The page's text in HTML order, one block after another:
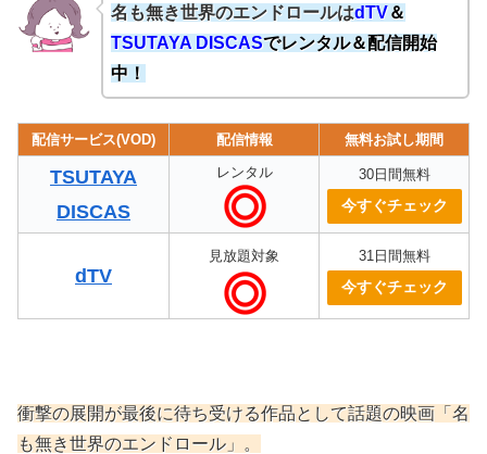
名も無き世界のエンドロールはdTV＆
TSUTAYA DISCASでレンタル＆配信開始
中！
配信サービス(VOD) 配信情報 無料お試し期間
TSUTAYA
DISCAS
レンタル 30日間無料
今すぐチェック
dTV
見放題対象 31日間無料
今すぐチェック
衝撃の展開が最後に待ち受ける作品として話題の映画「名
も無き世界のエンドロール」。